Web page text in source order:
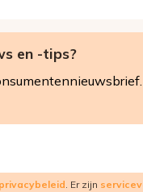
en -tips?
privacybeleid . Er zijn